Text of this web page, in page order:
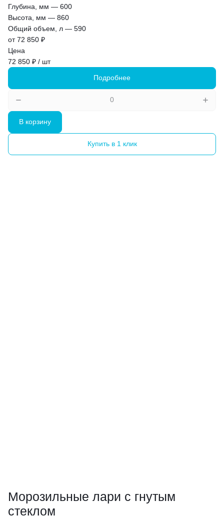
Глубина, мм — 600
Высота, мм — 860
Общий объем, л — 590
от 72 850 ₽
Цена
72 850 ₽ / шт
Подробнее
В корзину
Купить в 1 клик
Морозильные лари с гнутым
стеклом